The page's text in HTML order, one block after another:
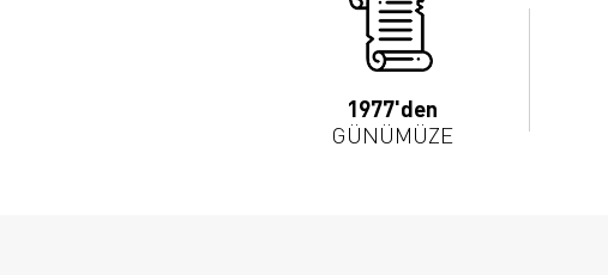
1977'den
GÜNÜMÜZE